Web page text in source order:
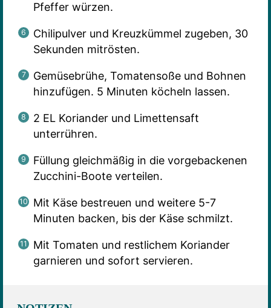
Pfeffer würzen.
Chilipulver und Kreuzkümmel zugeben, 30
Sekunden mitrösten.
Gemüsebrühe, Tomatensoße und Bohnen
hinzufügen. 5 Minuten köcheln lassen.
2 EL Koriander und Limettensaft
unterrühren.
Füllung gleichmäßig in die vorgebackenen
Zucchini-Boote verteilen.
Mit Käse bestreuen und weitere 5-7
Minuten backen, bis der Käse schmilzt.
Mit Tomaten und restlichem Koriander
garnieren und sofort servieren.